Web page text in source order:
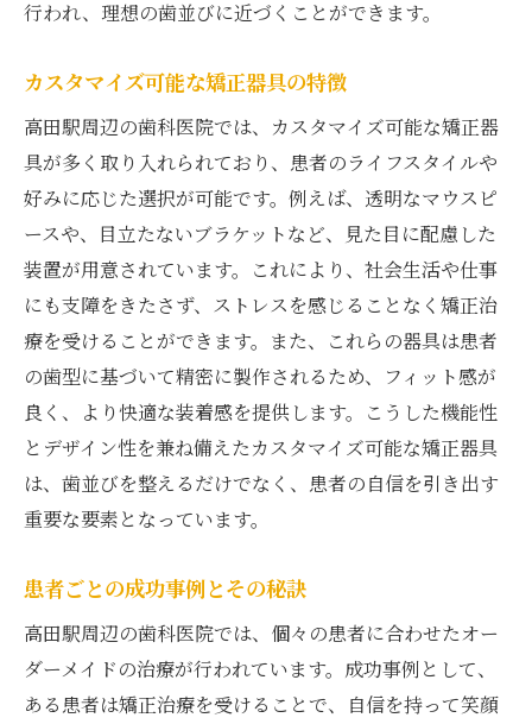
行われ、理想の歯並びに近づくことができます。
カスタマイズ可能な矯正器具の特徴
高田駅周辺の歯科医院では、カスタマイズ可能な矯正器
具が多く取り入れられており、患者のライフスタイルや
好みに応じた選択が可能です。例えば、透明なマウスピ
ースや、目立たないブラケットなど、見た目に配慮した
装置が用意されています。これにより、社会生活や仕事
にも支障をきたさず、ストレスを感じることなく矯正治
療を受けることができます。また、これらの器具は患者
の歯型に基づいて精密に製作されるため、フィット感が
良く、より快適な装着感を提供します。こうした機能性
とデザイン性を兼ね備えたカスタマイズ可能な矯正器具
は、歯並びを整えるだけでなく、患者の自信を引き出す
重要な要素となっています。
患者ごとの成功事例とその秘訣
高田駅周辺の歯科医院では、個々の患者に合わせたオー
ダーメイドの治療が行われています。成功事例として、
ある患者は矯正治療を受けることで、自信を持って笑顔